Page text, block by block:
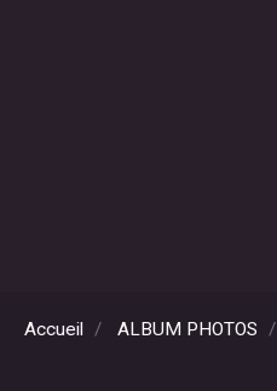
Accueil ALBUM PHOTOS